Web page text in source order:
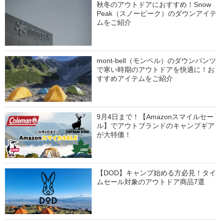
秋冬のアウトドアにおすすめ！Snow
Peak（スノーピーク）のダウンアイテ
ムをご紹介
mont-bell（モンベル）のダウンパンツ
で寒い時期のアウトドアを快適に！お
すすめアイテムをご紹介
9月4日まで！【Amazonスマイルセー
ル】でアウトブランドのキャンプギア
が大特価！
【DOD】キャンプ始める方必見！タイ
ムセール対象のアウトドア商品7選